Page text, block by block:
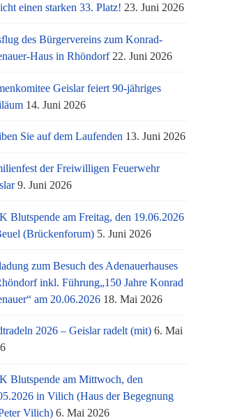
einen starken 33. Platz! 23. Juni 2026
des Bürgervereins zum Konrad-
Haus in Rhöndorf 22. Juni 2026
Geislar feiert 90-jähriges
14. Juni 2026
Sie auf dem Laufenden 13. Juni 2026
der Freiwilligen Feuerwehr
9. Juni 2026
Blutspende am Freitag, den 19.06.2026
(Brückenforum) 5. Juni 2026
zum Besuch des Adenauerhauses
inkl. Führung„150 Jahre Konrad
am 20.06.2026 18. Mai 2026
2026 – Geislar radelt (mit) 6. Mai
Blutspende am Mittwoch, den
in Vilich (Haus der Begegnung
Vilich) 6. Mai 2026